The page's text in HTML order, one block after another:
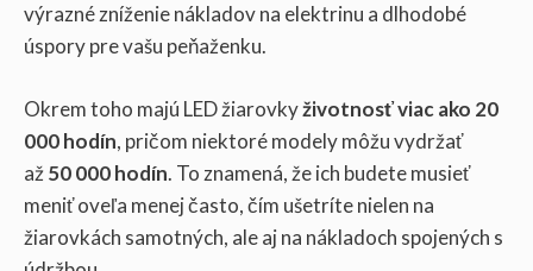
výrazné zníženie nákladov na elektrinu a dlhodobé
úspory pre vašu peňaženku.
Okrem toho majú LED žiarovkyživotnosť viac ako 20
000 hodín, pričom niektoré modely môžu vydržať
až50 000 hodín. To znamená, že ich budete musieť
meniť oveľa menej často, čím ušetríte nielen na
žiarovkách samotných, ale aj na nákladoch spojených s